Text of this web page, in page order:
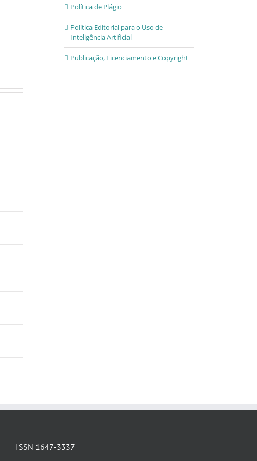
Política de Plágio
Política Editorial para o Uso de
Inteligência Artificial
Publicação, Licenciamento e Copyright
ISSN 1647-3337